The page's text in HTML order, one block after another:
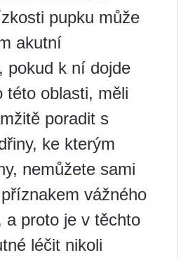
pupku může
akutní
pokud k ní dojde
této oblasti, měli
poradit s
ke kterým
nemůžete sami
vážného
a proto je v těchto
léčit nikoli